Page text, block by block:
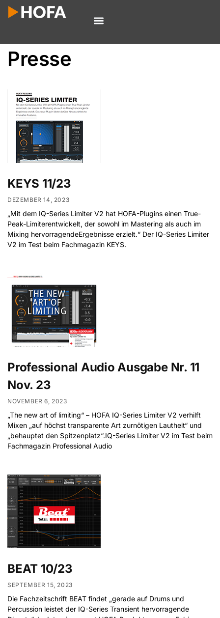
Presse
KEYS 11/23
DEZEMBER 14, 2023
„Mit dem IQ-Series Limiter V2 hat HOFA-Plugins einen True-
Peak-Limiterentwickelt, der sowohl im Mastering als auch im
Mixing hervorragendeErgebnisse erzielt.“ Der IQ-Series Limiter
V2 im Test beim Fachmagazin KEYS.
Professional Audio Ausgabe Nr. 11
Nov. 23
NOVEMBER 6, 2023
„The new art of limiting“ – HOFA IQ-Series Limiter V2 verhilft
Mixen „auf höchst transparente Art zurnötigen Lautheit“ und
„behauptet den Spitzenplatz“.IQ-Series Limiter V2 im Test beim
Fachmagazin Professional Audio
BEAT 10/23
SEPTEMBER 15, 2023
Die Fachzeitschrift BEAT findet „gerade auf Drums und
Percussion leistet der IQ-Series Transient hervorragende